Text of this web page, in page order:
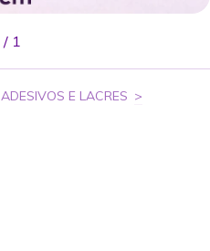
/ 1
ADESIVOS E LACRES >